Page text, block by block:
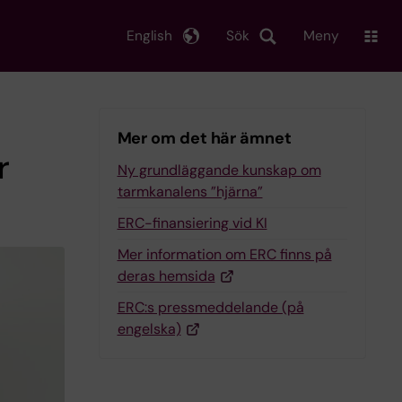
Sök
English Meny
Mer om det här ämnet
Ny grundläggande kunskap om
tarmkanalens ”hjärna”
ERC-finansiering vid KI
Mer information om ERC finns på
deras hemsida
ERC:s pressmeddelande (på
engelska)